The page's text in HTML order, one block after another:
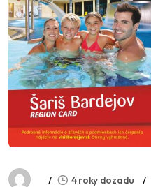
4 roky dozadu